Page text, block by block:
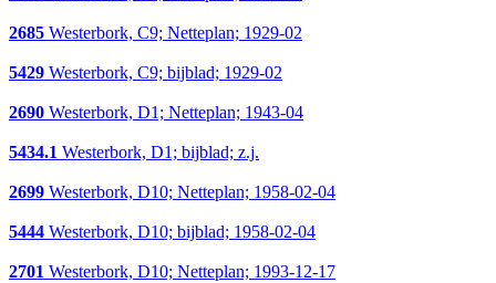
2685 Westerbork, C9; Netteplan; 1929-02
5429 Westerbork, C9; bijblad; 1929-02
2690 Westerbork, D1; Netteplan; 1943-04
5434.1 Westerbork, D1; bijblad; z.j.
2699 Westerbork, D10; Netteplan; 1958-02-04
5444 Westerbork, D10; bijblad; 1958-02-04
2701 Westerbork, D10; Netteplan; 1993-12-17